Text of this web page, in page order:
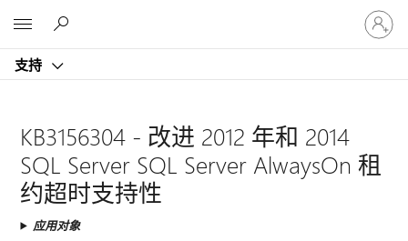
支持
请
登
录
KB3156304 - 改进 2012 年和 2014
SQL Server SQL Server AlwaysOn 租
约超时支持性
应用对象